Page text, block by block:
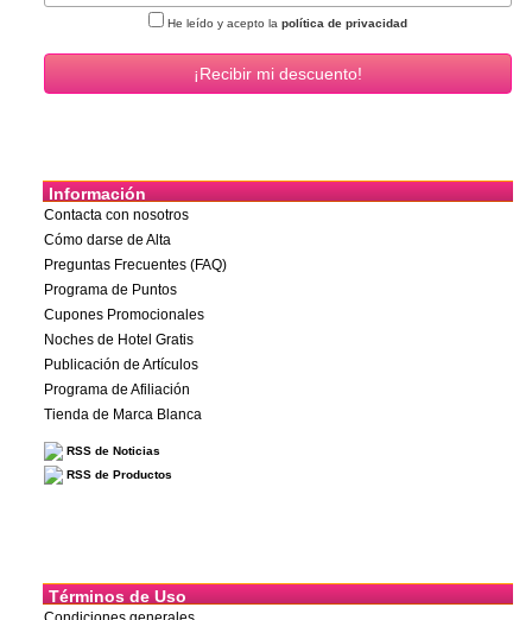
He leído y acepto la política de privacidad
Información
Contacta con nosotros
Cómo darse de Alta
Preguntas Frecuentes (FAQ)
Programa de Puntos
Cupones Promocionales
Noches de Hotel Gratis
Publicación de Artículos
Programa de Afiliación
Tienda de Marca Blanca
RSS de Noticias
RSS de Productos
Términos de Uso